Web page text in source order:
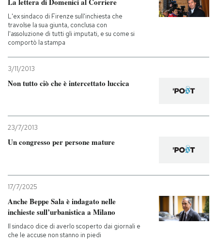
L'ex sindaco di Firenze sull'inchiesta che
travolse la sua giunta, conclusa con
l'assoluzione di tutti gli imputati, e su come si
comportò la stampa
3/11/2013
Non tutto ciò che è intercettato luccica
23/7/2013
Un congresso per persone mature
17/7/2025
Anche Beppe Sala è indagato nelle
inchieste sull’urbanistica a Milano
Il sindaco dice di averlo scoperto dai giornali e
che le accuse non stanno in piedi